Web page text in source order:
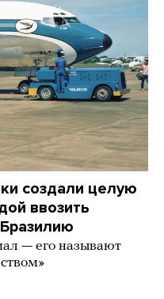
создали целую
ввозить
— его называют